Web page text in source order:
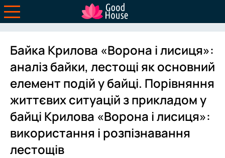
Байка Крилова «Ворона і лисиця»:
аналіз байки, лестощі як основний
елемент подій у байці. Порівняння
життєвих ситуацій з прикладом у
байці Крилова «Ворона і лисиця»:
використання і розпізнавання
лестощів